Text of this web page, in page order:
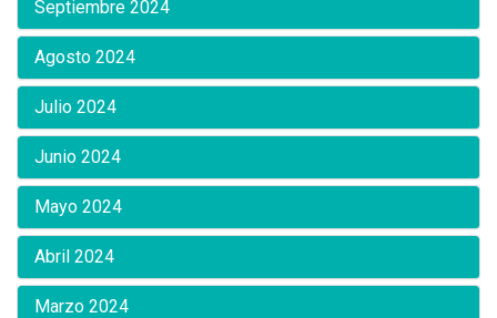
Septiembre 2024
Agosto 2024
Julio 2024
Junio 2024
Mayo 2024
Abril 2024
Marzo 2024